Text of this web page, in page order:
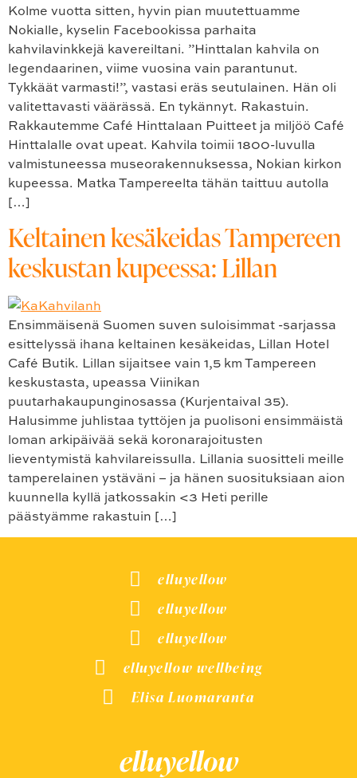
Kolme vuotta sitten, hyvin pian muutettuamme
Nokialle, kyselin Facebookissa parhaita
kahvilavinkkejä kavereiltani. ”Hinttalan kahvila on
legendaarinen, viime vuosina vain parantunut.
Tykkäät varmasti!”, vastasi eräs seutulainen. Hän oli
valitettavasti väärässä. En tykännyt. Rakastuin.
Rakkautemme Café Hinttalaan Puitteet ja miljöö Café
Hinttalalle ovat upeat. Kahvila toimii 1800-luvulla
valmistuneessa museorakennuksessa, Nokian kirkon
kupeessa. Matka Tampereelta tähän taittuu autolla
[…]
Keltainen kesäkeidas Tampereen
keskustan kupeessa: Lillan
Ensimmäisenä Suomen suven suloisimmat -sarjassa
esittelyssä ihana keltainen kesäkeidas, Lillan Hotel
Café Butik. Lillan sijaitsee vain 1,5 km Tampereen
keskustasta, upeassa Viinikan
puutarhakaupunginosassa (Kurjentaival 35).
Halusimme juhlistaa tyttöjen ja puolisoni ensimmäistä
loman arkipäivää sekä koronarajoitusten
lieventymistä kahvilareissulla. Lillania suositteli meille
tamperelainen ystäväni – ja hänen suosituksiaan aion
kuunnella kyllä jatkossakin <3 Heti perille
päästyämme rakastuin […]
elluyellow
elluyellow
elluyellow
elluyellow wellbeing
Elisa Luomaranta
elluyellow